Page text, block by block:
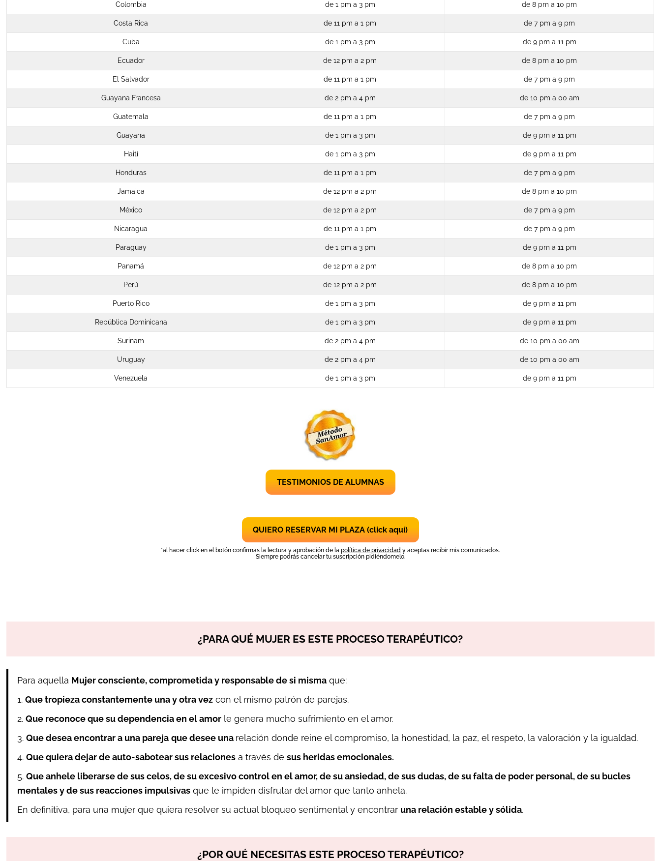
Colombia de 1 pm a 3 pm de 8 pm a 10 pm
Costa Rica de 11 pm a 1 pm de 7 pm a 9 pm
Cuba de 1 pm a 3 pm de 9 pm a 11 pm
Ecuador de 12 pm a 2 pm de 8 pm a 10 pm
El Salvador de 11 pm a 1 pm de 7 pm a 9 pm
Guayana Francesa de 2 pm a 4 pm de 10 pm a 00 am
Guatemala de 11 pm a 1 pm de 7 pm a 9 pm
Guayana de 1 pm a 3 pm de 9 pm a 11 pm
Haití de 1 pm a 3 pm de 9 pm a 11 pm
Honduras de 11 pm a 1 pm de 7 pm a 9 pm
Jamaica de 12 pm a 2 pm de 8 pm a 10 pm
México de 12 pm a 2 pm de 7 pm a 9 pm
Nicaragua de 11 pm a 1 pm de 7 pm a 9 pm
Paraguay de 1 pm a 3 pm de 9 pm a 11 pm
Panamá de 12 pm a 2 pm de 8 pm a 10 pm
Perú de 12 pm a 2 pm de 8 pm a 10 pm
Puerto Rico de 1 pm a 3 pm de 9 pm a 11 pm
República Dominicana de 1 pm a 3 pm de 9 pm a 11 pm
Surinam de 2 pm a 4 pm de 10 pm a 00 am
Uruguay de 2 pm a 4 pm de 10 pm a 00 am
Venezuela de 1 pm a 3 pm de 9 pm a 11 pm
TESTIMONIOS DE ALUMNAS
QUIERO RESERVAR MI PLAZA (click aquí)
*al hacer click en el botón confirmas la lectura y aprobación de lapolítica de privacidad y aceptas recibir mis comunicados.
Siempre podrás cancelar tu suscripción pidiéndomelo.
¿PARA QUÉ MUJER ES ESTE PROCESO TERAPÉUTICO?
Para aquella Mujer consciente, comprometida y responsable de si misma que:
1.Que tropieza constantemente una y otra vez con el mismo patrón de parejas.
2.Que reconoce que su dependencia en el amor le genera mucho sufrimiento en el amor.
3.Que desea encontrar a una pareja que desee una relación donde reine el compromiso, la honestidad, la paz, el respeto, la valoración y la igualdad.
4.Que quiera dejar de auto-sabotear sus relaciones a través desus heridas emocionales.
5.Que anhele liberarse de sus celos, de su excesivo control en el amor, de su ansiedad, de sus dudas, de su falta de poder personal, de su bucles
mentales y de sus reacciones impulsivas que le impiden disfrutar del amor que tanto anhela.
En definitiva, para una mujer que quiera resolver su actual bloqueo sentimental y encontrar una relación estable y sólida.
¿POR QUÉ NECESITAS ESTE PROCESO TERAPÉUTICO?